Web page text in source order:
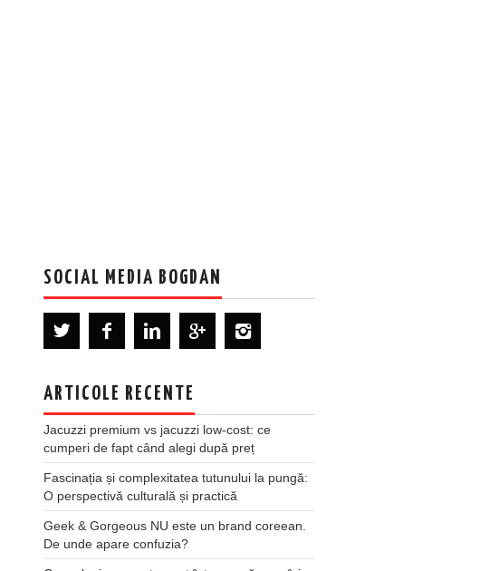
SOCIAL MEDIA BOGDAN
ARTICOLE RECENTE
Jacuzzi premium vs jacuzzi low-cost: ce
cumperi de fapt când alegi după preț
Fascinația și complexitatea tutunului la pungă:
O perspectivă culturală și practică
Geek & Gorgeous NU este un brand coreean.
De unde apare confuzia?